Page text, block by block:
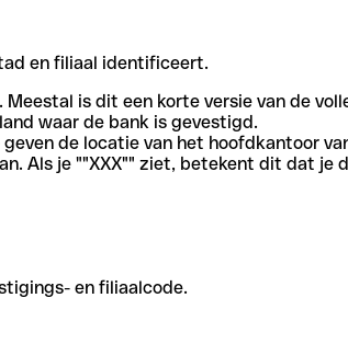
en filiaal identificeert.
is dit een korte versie van de
waar de bank is gevestigd.
de locatie van het hoofdkantoor
Als je ""XXX"" ziet, betekent dit dat je
en filiaalcode.